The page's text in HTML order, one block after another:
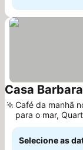
Casa Barbara
Café da manhã
para o mar,
Vietri
Selecione as